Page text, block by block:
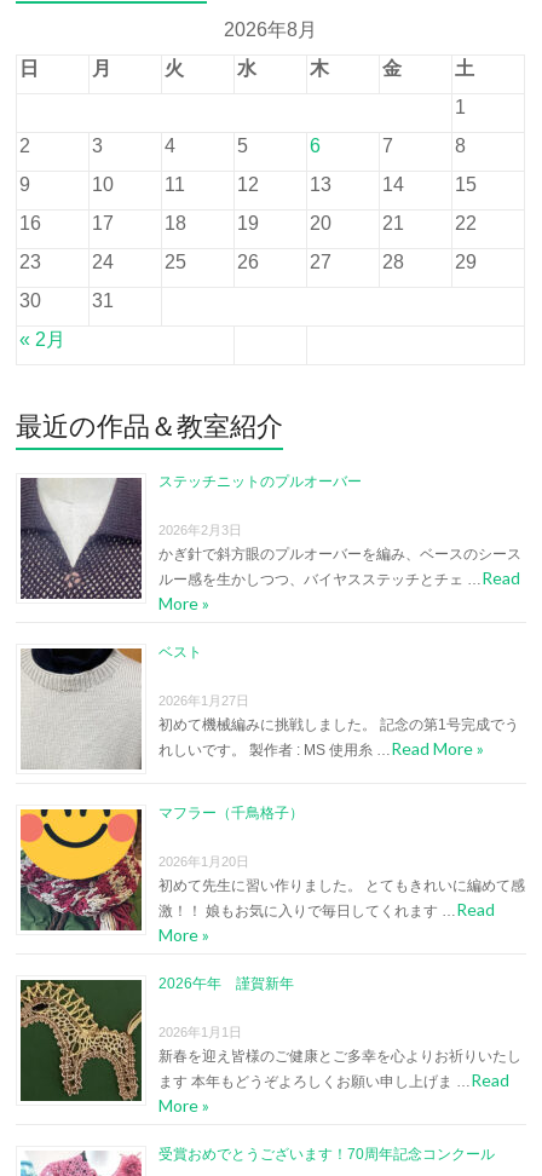
2026年8月
日
月 火 水 木 金 土
« 2月
1
2
3 4 5 6 7
8
9
10 11 12 13 14
15
16
17 18 19 20 21
22
23
24 25 26 27 28
29
30
31
最近の作品＆教室紹介
ステッチニットのプルオーバー
2026年2月3日
かぎ針で斜方眼のプルオーバーを編み、ベースのシース
ルー感を生かしつつ、バイヤスステッチとチェ …Read
More »
ベスト
2026年1月27日
初めて機械編みに挑戦しました。 記念の第1号完成でう
れしいです。 製作者 : MS 使用糸 …Read More »
マフラー（千鳥格子）
2026年1月20日
初めて先生に習い作りました。 とてもきれいに編めて感
激！！ 娘もお気に入りで毎日してくれます …Read
More »
2026午年 謹賀新年
2026年1月1日
新春を迎え皆様のご健康とご多幸を心よりお祈りいたし
ます 本年もどうぞよろしくお願い申し上げま …Read
More »
受賞おめでとうございます！70周年記念コンクール